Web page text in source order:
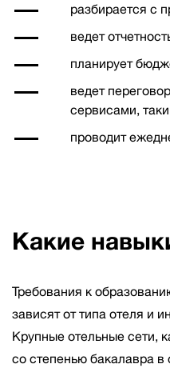
разбирается с
ведет
планирует
ведет
сервисами,
проводит
Какие
Требования к
зависят от типа отеля и
Крупные отельные сети,
со степенью бакалавра